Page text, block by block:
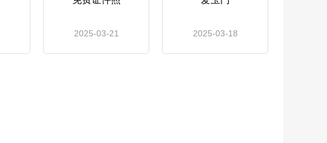
2025-03-21 2025-03-18